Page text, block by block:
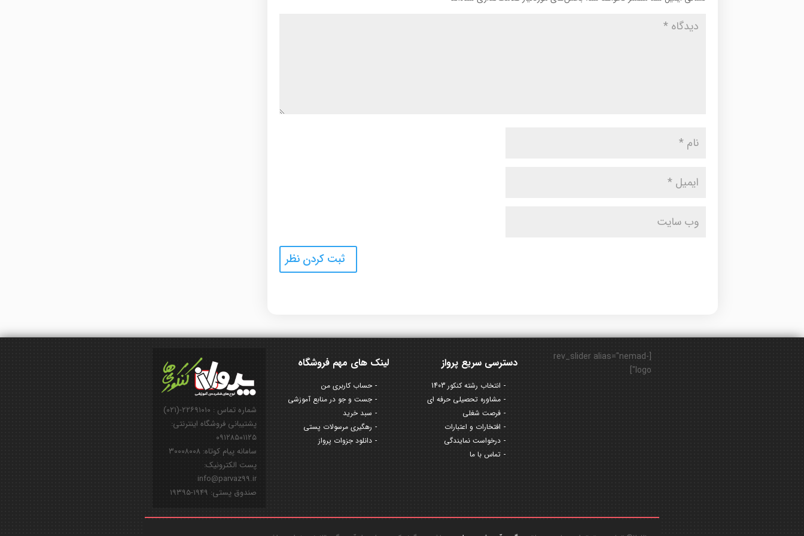
شماره تماس : ۲۲۶۹۱۰۱۰-(۰۲۱)
پشتیبانی فروشگاه اینترنتی:
۰۹۱۲۸۵۰۱۱۲۵
سامانه پیام کوتاه: ۳۰۰۰۸۰۰۸
پست الکترونیک:
info@parvaz99.ir
صندوق پستی: ۱۹۴۹-۱۹۳۹۵
لینک های مهم فروشگاه
حساب کاربری من
جست و جو در منابع آموزشی
سبد خرید
رهگیری مرسولات پستی
دانلود جزوات پرواز
دسترسی سریع پرواز
انتخاب رشته کنکور 1403
مشاوره تحصیلی حرفه ای
فرصت شغلی
افتخارات و اعتبارات
درخواست نمایندگی
تماس با ما
[rev_slider alias="nemad-
logo"]